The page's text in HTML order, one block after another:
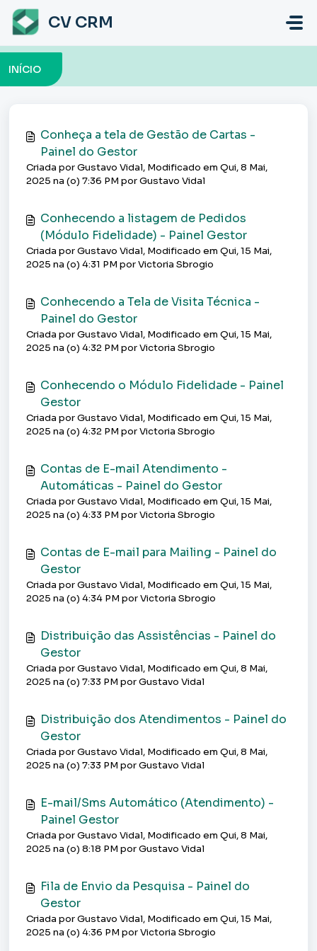
Ir para o conteúdo principal
CV CRM
INÍCIO
Conheça a tela de Gestão de Cartas -
Painel do Gestor
Criada por Gustavo Vidal, Modificado em Qui, 8 Mai,
2025 na (o) 7:36 PM por Gustavo Vidal
Conhecendo a listagem de Pedidos
(Módulo Fidelidade) - Painel Gestor
Criada por Gustavo Vidal, Modificado em Qui, 15 Mai,
2025 na (o) 4:31 PM por Victoria Sbrogio
Conhecendo a Tela de Visita Técnica -
Painel do Gestor
Criada por Gustavo Vidal, Modificado em Qui, 15 Mai,
2025 na (o) 4:32 PM por Victoria Sbrogio
Conhecendo o Módulo Fidelidade - Painel
Gestor
Criada por Gustavo Vidal, Modificado em Qui, 15 Mai,
2025 na (o) 4:32 PM por Victoria Sbrogio
Contas de E-mail Atendimento -
Automáticas - Painel do Gestor
Criada por Gustavo Vidal, Modificado em Qui, 15 Mai,
2025 na (o) 4:33 PM por Victoria Sbrogio
Contas de E-mail para Mailing - Painel do
Gestor
Criada por Gustavo Vidal, Modificado em Qui, 15 Mai,
2025 na (o) 4:34 PM por Victoria Sbrogio
Distribuição das Assistências - Painel do
Gestor
Criada por Gustavo Vidal, Modificado em Qui, 8 Mai,
2025 na (o) 7:33 PM por Gustavo Vidal
Distribuição dos Atendimentos - Painel do
Gestor
Criada por Gustavo Vidal, Modificado em Qui, 8 Mai,
2025 na (o) 7:33 PM por Gustavo Vidal
E-mail/Sms Automático (Atendimento) -
Painel Gestor
Criada por Gustavo Vidal, Modificado em Qui, 8 Mai,
2025 na (o) 8:18 PM por Gustavo Vidal
Fila de Envio da Pesquisa - Painel do
Gestor
Criada por Gustavo Vidal, Modificado em Qui, 15 Mai,
2025 na (o) 4:36 PM por Victoria Sbrogio